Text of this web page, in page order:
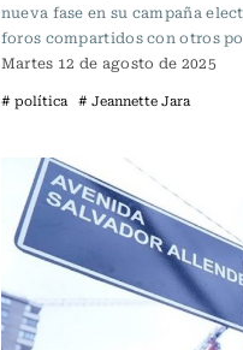
nueva fase en su campaña
foros compartidos con otros
Martes 12 de agosto de 2025
# política # Jeannette Jara